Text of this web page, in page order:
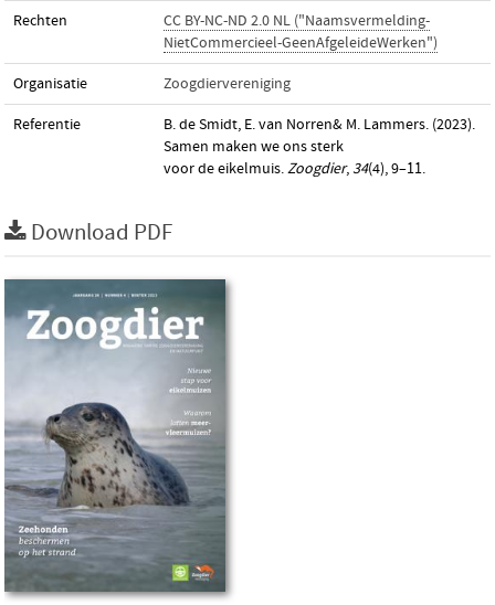
Rechten
CC BY-NC-ND 2.0 NL ("Naamsvermelding-
NietCommercieel-GeenAfgeleideWerken")
Organisatie Zoogdiervereniging
Referentie
B. de Smidt, E. van Norren& M. Lammers. (2023).
Samen maken we ons sterk
voor de eikelmuis.Zoogdier, 34(4), 9–11.
Download PDF